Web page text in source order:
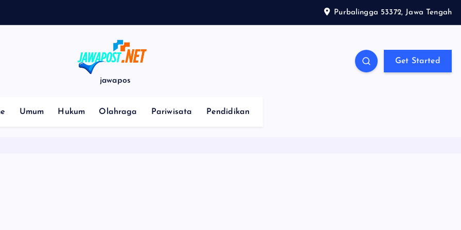
Purbalingga 53372, Jawa Tengah
jawapos
Get Started
Umum Hukum Olahraga Pariwisata Pendidikan